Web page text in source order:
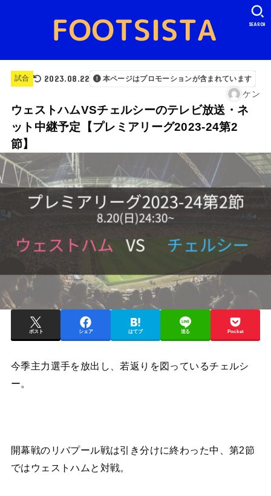
SEARCH
試合 2023.08.22 本ページはプロモーションが含まれています
ケン
ウェストハムVSチェルシーのテレビ放送・ネ
ット中継予定【プレミアリーグ2023-24第2
節】
ポスト シェア はてブ 送る Pocket
今季主力選手を放出し、若返りを図っているチェルシ
ー。
開幕戦のリバプール戦は引き分けに終わった中、第2節
ではウェストハムと対戦。